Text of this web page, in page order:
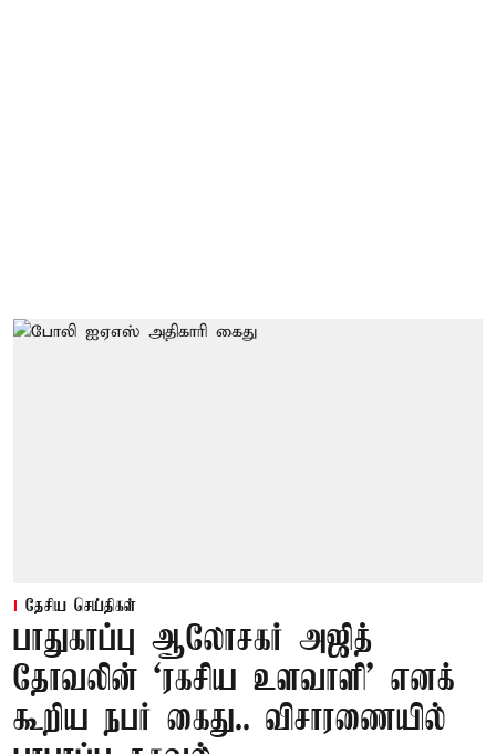
தேசிய செய்திகள்
பாதுகாப்பு ஆலோசகர் அஜித்
தோவலின் ‘ரகசிய உளவாளி’ எனக்
கூறிய நபர் கைது.. விசாரணையில்